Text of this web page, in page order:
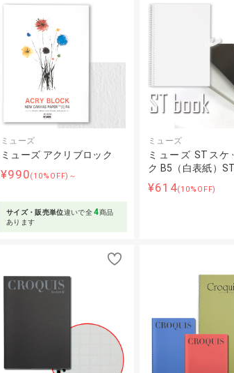
ミューズ
ミューズ アクリブロック
¥990(10%OFF)～
サイズ・販売単位違いで全4商品
あります
ミューズ
ミューズ STスケ
ク B5（白表紙）
¥614(10%OFF)